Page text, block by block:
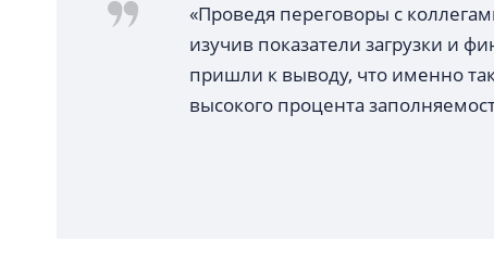
«Проведя переговоры с
изучив показатели загрузки и
пришли к выводу, что именно
высокого процента